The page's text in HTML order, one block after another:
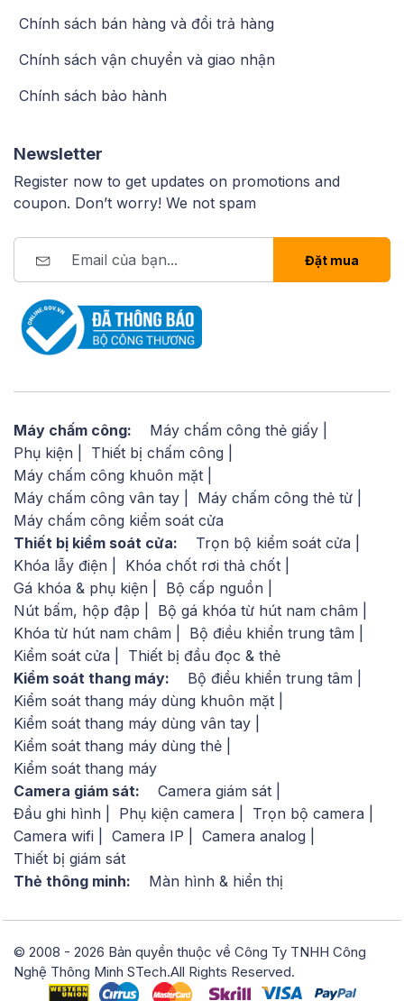
Chính sách bán hàng và đổi trả hàng
Chính sách vận chuyển và giao nhận
Chính sách bảo hành
Newsletter
Register now to get updates on promotions and
coupon. Don’t worry! We not spam
Đặt mua
Máy chấm công:
Máy chấm công thẻ giấy
Phụ kiện
Thiết bị chấm công
Máy chấm công khuôn mặt
Máy chấm công vân tay
Máy chấm công thẻ từ
Máy chấm công kiểm soát cửa
Thiết bị kiểm soát cửa:
Trọn bộ kiểm soát cửa
Khóa lẫy điện
Khóa chốt rơi thả chốt
Gá khóa & phụ kiện
Bộ cấp nguồn
Nút bấm, hộp đập
Bộ gá khóa từ hút nam châm
Khóa từ hút nam châm
Bộ điều khiển trung tâm
Kiểm soát cửa
Thiết bị đầu đọc & thẻ
Kiểm soát thang máy:
Bộ điều khiển trung tâm
Kiểm soát thang máy dùng khuôn mặt
Kiểm soát thang máy dùng vân tay
Kiểm soát thang máy dùng thẻ
Kiểm soát thang máy
Camera giám sát:
Camera giám sát
Đầu ghi hình
Phụ kiện camera
Trọn bộ camera
Camera wifi
Camera IP
Camera analog
Thiết bị giám sát
Thẻ thông minh:
Màn hình & hiển thị
© 2008 - 2026 Bản quyền thuộc về Công Ty TNHH Công
Nghệ Thông Minh STech.All Rights Reserved.